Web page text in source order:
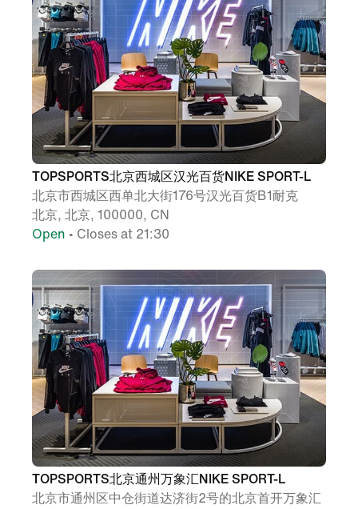
TOPSPORTS北京西城区汉光百货NIKE SPORT-L
北京市西城区西单北大街176号汉光百货B1耐克
北京, 北京, 100000, CN
Open • Closes at 21:30
TOPSPORTS北京通州万象汇NIKE SPORT-L
北京市通州区中仓街道达济街2号的北京首开万象汇